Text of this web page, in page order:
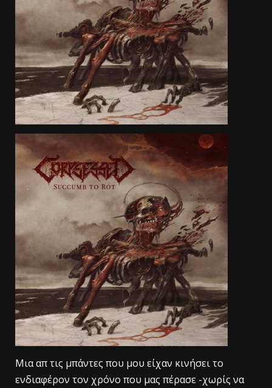
Mια απ τις μπάντες που μου είχαν κινήσει το
ενδιαφέρον τον χρόνο που μας πέρασε -χωρίς να